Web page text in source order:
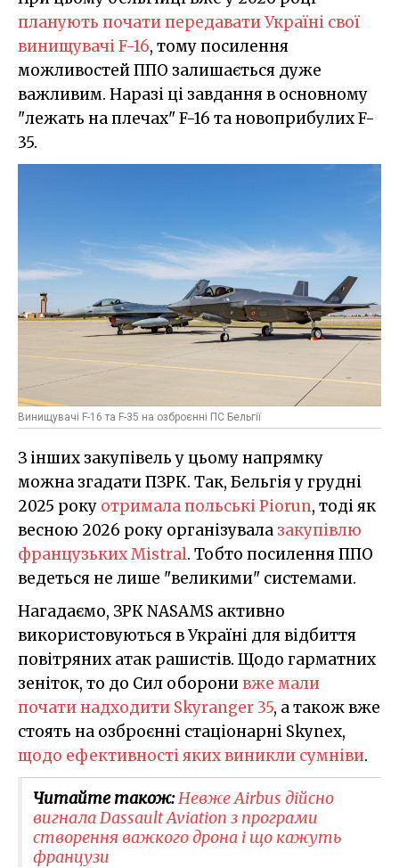
планують почати передавати Україні свої
винищувачі F-16, тому посилення
можливостей ППО залишається дуже
важливим. Наразі ці завдання в основному
"лежать на плечах" F-16 та новоприбулих F-
35.
Винищувачі F-16 та F-35 на озброєнні ПС Бельгії
З інших закупівель у цьому напрямку
можна згадати ПЗРК. Так, Бельгія у грудні
2025 року отримала польські Piorun, тоді як
весною 2026 року організувала закупівлю
французьких Mistral. Тобто посилення ППО
ведеться не лише "великими" системами.
Нагадаємо, ЗРК NASAMS активно
використовуються в Україні для відбиття
повітряних атак рашистів. Щодо гарматних
зеніток, то до Сил оборонивже мали
почати надходити Skyranger 35, а також вже
стоять на озброєнні стаціонарні Skynex,
щодо ефективності яких виникли сумніви.
Читайте також:Невже Airbus дійсно
вигнала Dassault Aviation з програми
створення важкого дрона і що кажуть
французи